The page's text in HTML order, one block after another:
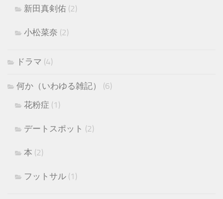
新田真剣佑 (2)
小松菜奈 (2)
ドラマ (4)
何か（いわゆる雑記）
(6)
花粉症 (1)
デートスポット (2)
本 (2)
フットサル (1)